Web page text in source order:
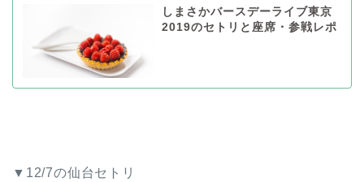
しまさかバースデーライブ東京
2019のセトリと座席・参戦レポ
▼12/7の仙台セトリ